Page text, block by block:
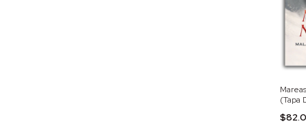
(Tapa